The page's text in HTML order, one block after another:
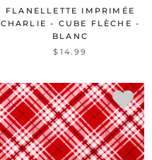
FLANELLETTE IMPRIMÉE
CHARLIE - CUBE FLÈCHE -
BLANC
$14.99